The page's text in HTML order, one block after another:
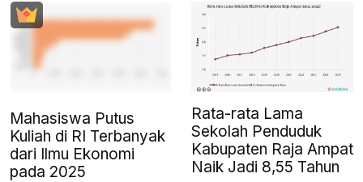
Mahasiswa Putus
Kuliah di RI Terbanyak
dari Ilmu Ekonomi
pada 2025
Rata-rata Lama
Sekolah Penduduk
Kabupaten Raja Ampat
Naik Jadi 8,55 Tahun